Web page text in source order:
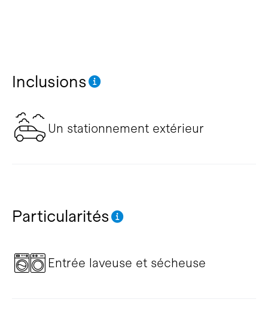
Inclusions
Un stationnement extérieur
Particularités
Entrée laveuse et sécheuse